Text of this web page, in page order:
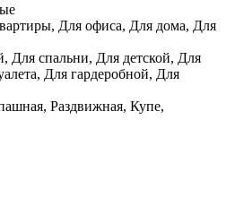
Для офиса, Для дома, Для
Для спальни, Для детской, Для
Для гардеробной, Для
Раздвижная, Купе,